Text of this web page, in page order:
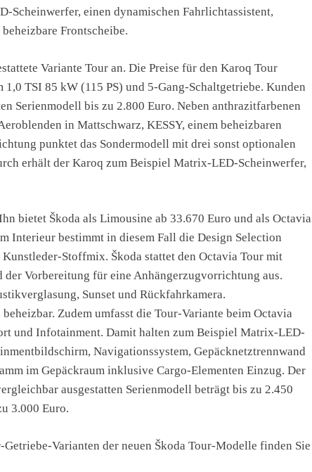
Scheinwerfer, einen dynamischen Fahrlichtassistent,
Frontscheibe.
Variante Tour an. Die Preise für den Karoq Tour
TSI 85 kW (115 PS) und 5-Gang-Schaltgetriebe. Kunden
Serienmodell bis zu 2.800 Euro. Neben anthrazitfarbenen
in Mattschwarz, KESSY, einem beheizbaren
punktet das Sondermodell mit drei sonst optionalen
erhält der Karoq zum Beispiel Matrix-LED-Scheinwerfer,
bietet Škoda als Limousine ab 33.670 Euro und als Octavia
Interieur bestimmt in diesem Fall die Design Selection
Stoffmix. Škoda stattet den Octavia Tour mit
Vorbereitung für eine Anhängerzugvorrichtung aus.
Sunset und Rückfahrkamera.
Zudem umfasst die Tour-Variante beim Octavia
und Infotainment. Damit halten zum Beispiel Matrix-LED-
Navigationssystem, Gepäcknetztrennwand
im Gepäckraum inklusive Cargo-Elementen Einzug. Der
ausgestatten Serienmodell beträgt bis zu 2.450
3.000 Euro.
Varianten der neuen Škoda Tour-Modelle finden Sie